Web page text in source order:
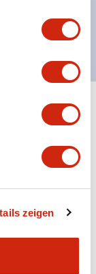
zeigen
& Standards